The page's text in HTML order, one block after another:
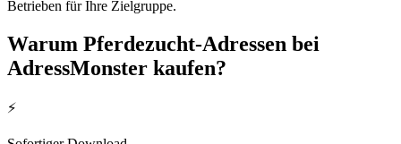
Betrieben für Ihre Zielgruppe.
Warum Pferdezucht-Adressen bei
AdressMonster kaufen?
⚡